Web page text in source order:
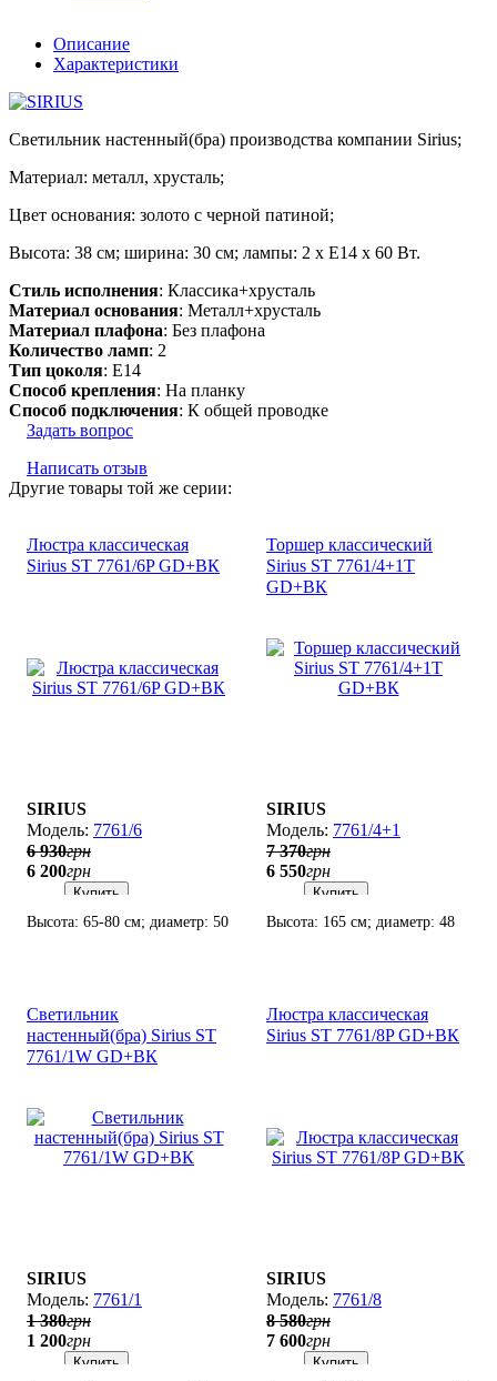
Описание
Характеристики
Светильник настенный(бра) производства компании Sirius;
Материал: металл, хрусталь;
Цвет основания: золото с черной патиной;
Высота: 38 см; ширина: 30 см; лампы: 2 х Е14 х 60 Вт.
Стиль исполнения: Классика+хрусталь
Материал основания: Металл+хрусталь
Материал плафона: Без плафона
Количество ламп: 2
Тип цоколя: E14
Способ крепления: На планку
Способ подключения: К общей проводке
Задать вопрос
Написать отзыв
Другие товары той же серии:
Люстра классическая
Sirius SТ 7761/6P GD+ВК
SIRIUS
7761/6
6 930грн
6 200грн
Купить
Высота: 65-80 см; диаметр: 50
Торшер классический
Sirius SТ 7761/4+1Т
GD+ВК
SIRIUS
7761/4+1
7 370грн
6 550грн
Купить
Высота: 165 см; диаметр: 48
Светильник
настенный(бра) Sirius SТ
7761/1W GD+ВК
SIRIUS
7761/1
1 380грн
1 200грн
Купить
Люстра классическая
Sirius SТ 7761/8P GD+ВК
SIRIUS
7761/8
8 580грн
7 600грн
Купить